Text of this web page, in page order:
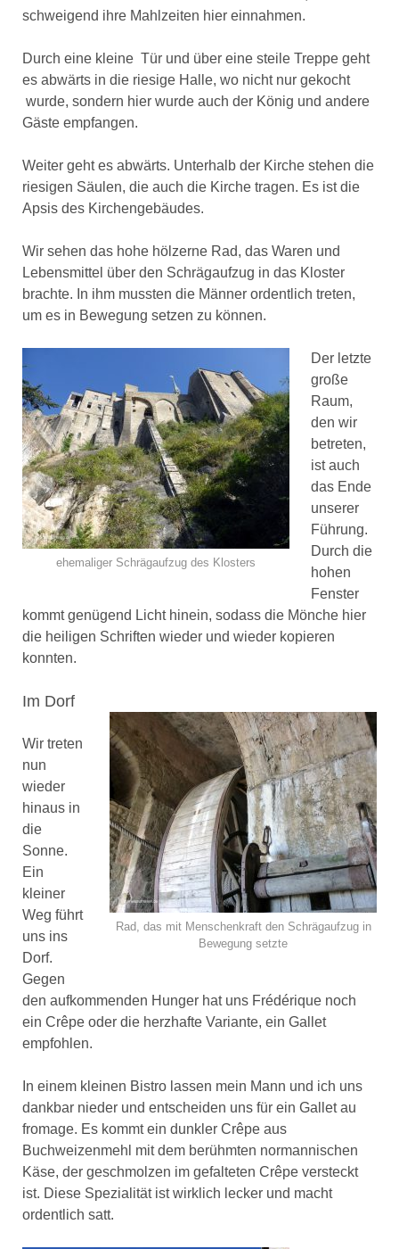
schweigend ihre Mahlzeiten hier einnahmen.
Durch eine kleine Tür und über eine steile Treppe geht
es abwärts in die riesige Halle, wo nicht nur gekocht
wurde, sondern hier wurde auch der König und andere
Gäste empfangen.
Weiter geht es abwärts. Unterhalb der Kirche stehen die
riesigen Säulen, die auch die Kirche tragen. Es ist die
Apsis des Kirchengebäudes.
Wir sehen das hohe hölzerne Rad, das Waren und
Lebensmittel über den Schrägaufzug in das Kloster
brachte. In ihm mussten die Männer ordentlich treten,
um es in Bewegung setzen zu können.
ehemaliger Schrägaufzug des Klosters
Der letzte
große
Raum,
den wir
betreten,
ist auch
das Ende
unserer
Führung.
Durch die
hohen
Fenster
kommt genügend Licht hinein, sodass die Mönche hier
die heiligen Schriften wieder und wieder kopieren
konnten.
Im Dorf
Rad, das mit Menschenkraft den Schrägaufzug in
Bewegung setzte
Wir treten
nun
wieder
hinaus in
die
Sonne.
Ein
kleiner
Weg führt
uns ins
Dorf.
Gegen
den aufkommenden Hunger hat uns Frédérique noch
ein Crêpe oder die herzhafte Variante, ein Gallet
empfohlen.
In einem kleinen Bistro lassen mein Mann und ich uns
dankbar nieder und entscheiden uns für ein Gallet au
fromage. Es kommt ein dunkler Crêpe aus
Buchweizenmehl mit dem berühmten normannischen
Käse, der geschmolzen im gefalteten Crêpe versteckt
ist. Diese Spezialität ist wirklich lecker und macht
ordentlich satt.